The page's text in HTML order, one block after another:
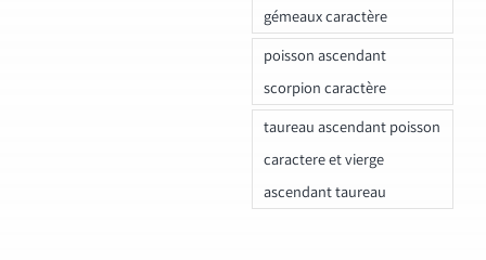
gémeaux caractère
poisson ascendant
scorpion caractère
taureau ascendant poisson
caractere et vierge
ascendant taureau